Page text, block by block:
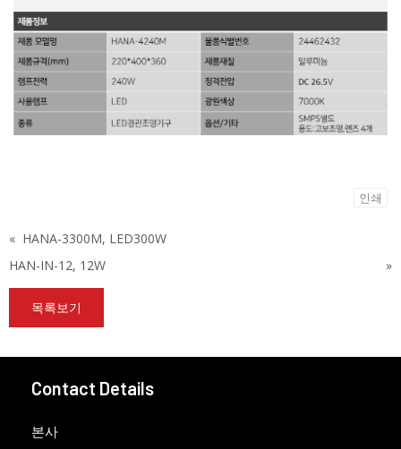
인쇄
« HANA-3300M, LED300W
HAN-IN-12, 12W
»
목록보기
Contact Details
본사